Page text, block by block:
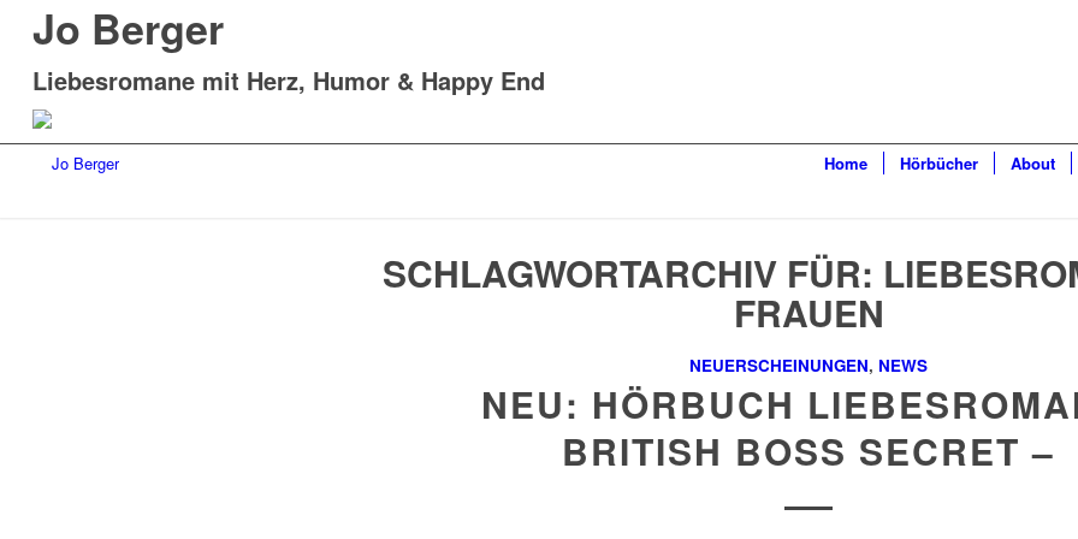
Jo Berger
Liebesromane mit Herz, Humor & Happy End
Home Hörbücher About
SCHLAGWORTARCHIV FÜR:
FRAUEN
NEUERSCHEINUNGEN, NEWS
NEU: HÖRBUCH
BRITISH BOSS SECRET –